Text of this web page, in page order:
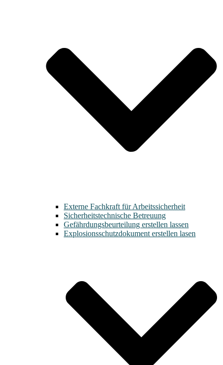
Externe Fachkraft für Arbeitssicherheit
Sicherheitstechnische Betreuung
Gefährdungsbeurteilung erstellen lassen
Explosionsschutzdokument erstellen lasen